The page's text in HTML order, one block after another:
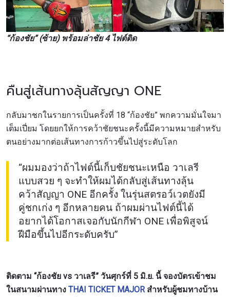
“ก้องชัย” (ซ้าย) พร้อมล่าชัย 4 ไฟต์ติด
คืนสู่เส้นทางลุ้นสัญญา ONE
กลับมาชกในรายการเป็นครั้งที่ 18 “ก้องชัย” พกความมั่นใจมา
เต็มเปี่ยม โดยยกให้การคว้าชัยชนะครั้งนี้มีความหมายสำหรับ
ตนอย่างมากต่อเส้นทางการก้าวขึ้นไปสู่ระดับโลก
“ผมมองว่าถ้าไฟต์นี้เก็บชัยชนะเหนือ วาเลรี
แบบสวย ๆ จะทำให้ผมได้กลับสู่เส้นทางลุ้น
คว้าสัญญา ONE อีกครั้ง ในรุ่นสตรอว์เวตยังมี
คู่ชกเก่ง ๆ อีกหลายคน ถ้าผมผ่านไฟต์นี้ได้
อยากได้โอกาสเจอกับนักกีฬา ONE เพื่อพิสูจน์
ฝีมือขึ้นไปอีกระดับครับ”
ติดตาม “ก้องชัย vs วาเลรี” วันศุกร์ที่ 5 มิ.ย. นี้ จองบัตรเข้าชม
ในสนามผ่านทาง THAI TICKET MAJOR สำหรับผู้ชมทางบ้าน
คู่แข่ง
อีเวนต์
สมัครเพื่อไม่พลาดข่าวเด็ด
เพื่อไม่พลาดข่าวสารของ ONE รีบลงทะเบียนตอนนี้
เพื่อรับข้อมูลอัปเดตล่าสุดก่อนใคร รวมทั้งข้อเสนอ
และสิทธิพิเศษในการเลือกที่นั่งที่ดีที่สุดในสนาม
อีเมล
ชื่อ